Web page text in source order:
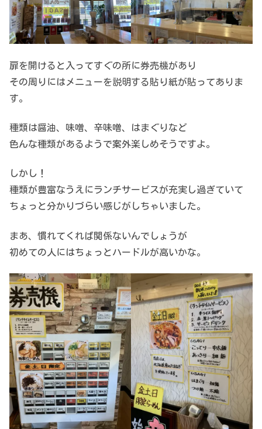
扉を開けると入ってすぐの所に券売機があり
その周りにはメニューを説明する貼り紙が貼ってありま
す。
種類は醤油、味噌、辛味噌、はまぐりなど
色んな種類があるようで案外楽しめそうですよ。
しかし！
種類が豊富なうえにランチサービスが充実し過ぎていて
ちょっと分かりづらい感じがしちゃいました。
まあ、慣れてくれば関係ないんでしょうが
初めての人にはちょっとハードルが高いかな。